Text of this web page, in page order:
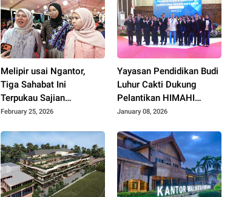
Melipir usai Ngantor,
Tiga Sahabat Ini
Terpukau Sajian
Keberagaman di Imlek
February 25, 2026
Yayasan Pendidikan Budi
Luhur Cakti Dukung
Pelantikan HIMAHI
Periode 2025/2026
January 08, 2026